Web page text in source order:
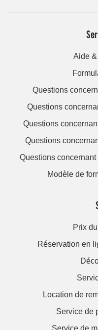
Aide
Questions
Questions
Questions
Questions
Questions
Modèle de
Prix
Réservation en
Location de
Service de